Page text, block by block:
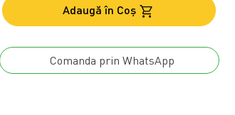
Adaugă în Coş
Comanda prin WhatsApp